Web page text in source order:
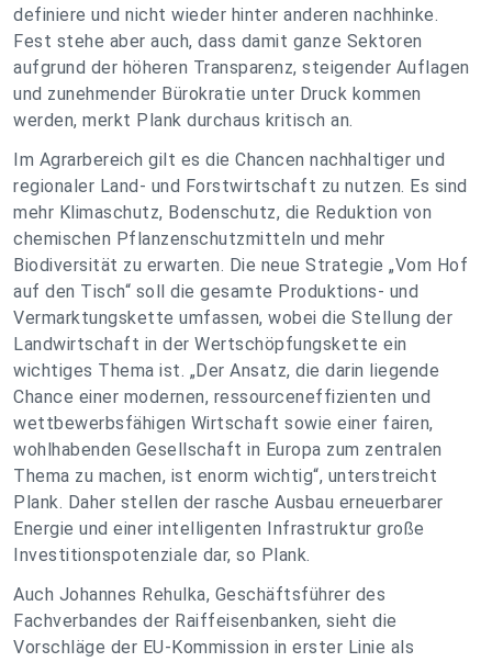
definiere und nicht wieder hinter anderen nachhinke.
Fest stehe aber auch, dass damit ganze Sektoren
aufgrund der höheren Transparenz, steigender Auflagen
und zunehmender Bürokratie unter Druck kommen
werden, merkt Plank durchaus kritisch an.
Im Agrarbereich gilt es die Chancen nachhaltiger und
regionaler Land- und Forstwirtschaft zu nutzen. Es sind
mehr Klimaschutz, Bodenschutz, die Reduktion von
chemischen Pflanzenschutzmitteln und mehr
Biodiversität zu erwarten. Die neue Strategie „Vom Hof
auf den Tisch“ soll die gesamte Produktions- und
Vermarktungskette umfassen, wobei die Stellung der
Landwirtschaft in der Wertschöpfungskette ein
wichtiges Thema ist. „Der Ansatz, die darin liegende
Chance einer modernen, ressourceneffizienten und
wettbewerbsfähigen Wirtschaft sowie einer fairen,
wohlhabenden Gesellschaft in Europa zum zentralen
Thema zu machen, ist enorm wichtig“, unterstreicht
Plank. Daher stellen der rasche Ausbau erneuerbarer
Energie und einer intelligenten Infrastruktur große
Investitionspotenziale dar, so Plank.
Auch Johannes Rehulka, Geschäftsführer des
Fachverbandes der Raiffeisenbanken, sieht die
Vorschläge der EU-Kommission in erster Linie als